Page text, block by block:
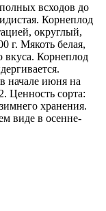
всходов до
Корнеплод
округлый,
г. Мякоть белая,
вкуса. Корнеплод
начале июня на
Ценность сорта:
хранения.
виде в осенне-